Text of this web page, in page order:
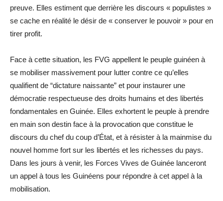
preuve. Elles estiment que derrière les discours « populistes »
se cache en réalité le désir de « conserver le pouvoir » pour en
tirer profit.
Face à cette situation, les FVG appellent le peuple guinéen à
se mobiliser massivement pour lutter contre ce qu’elles
qualifient de “dictature naissante” et pour instaurer une
démocratie respectueuse des droits humains et des libertés
fondamentales en Guinée. Elles exhortent le peuple à prendre
en main son destin face à la provocation que constitue le
discours du chef du coup d’État, et à résister à la mainmise du
nouvel homme fort sur les libertés et les richesses du pays.
Dans les jours à venir, les Forces Vives de Guinée lanceront
un appel à tous les Guinéens pour répondre à cet appel à la
mobilisation.